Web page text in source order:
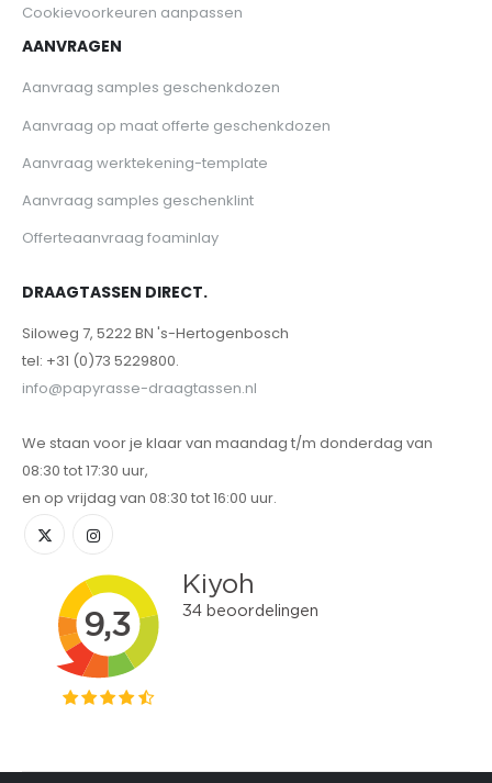
Cookievoorkeuren aanpassen
AANVRAGEN
Aanvraag samples geschenkdozen
Aanvraag op maat offerte geschenkdozen
Aanvraag werktekening-template
Aanvraag samples geschenklint
Offerteaanvraag foaminlay
DRAAGTASSEN DIRECT.
Siloweg 7, 5222 BN 's-Hertogenbosch
tel: +31 (0)73 5229800.
info@papyrasse-draagtassen.nl
We staan voor je klaar van maandag t/m donderdag van
08:30 tot 17:30 uur,
en op vrijdag van 08:30 tot 16:00 uur.